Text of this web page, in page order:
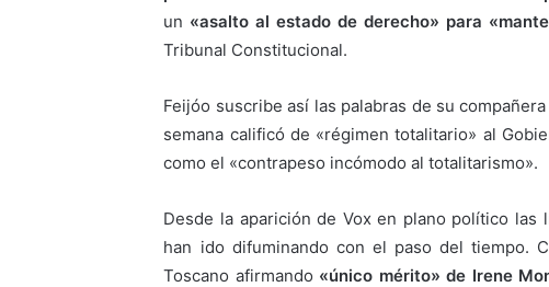
un «asalto al estado de derecho» para
Tribunal Constitucional.
Feijóo suscribe así las palabras de su
semana calificó de «régimen totalitario» al
como el «contrapeso incómodo al totalitarismo».
Desde la aparición de Vox en plano político
han ido difuminando con el paso del tiempo.
Toscano afirmando «único mérito» de Irene